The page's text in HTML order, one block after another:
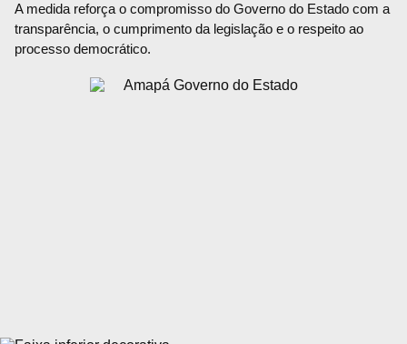
A medida reforça o compromisso do Governo do Estado com a
transparência, o cumprimento da legislação e o respeito ao
processo democrático.